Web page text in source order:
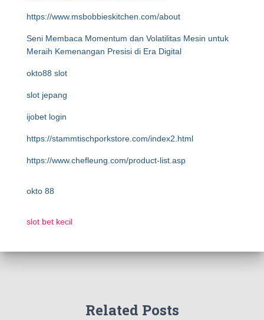
https://www.msbobbieskitchen.com/about
Seni Membaca Momentum dan Volatilitas Mesin untuk
Meraih Kemenangan Presisi di Era Digital
okto88 slot
slot jepang
ijobet login
https://stammtischporkstore.com/index2.html
https://www.chefleung.com/product-list.asp
okto 88
slot bet kecil
Related Posts